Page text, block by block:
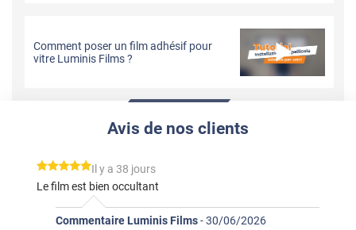
Comment poser un film adhésif pour
vitre Luminis Films ?
Avis de nos clients
*****
Il y a 38 jours
Le film est bien occultant
Commentaire Luminis Films-30/06/2026